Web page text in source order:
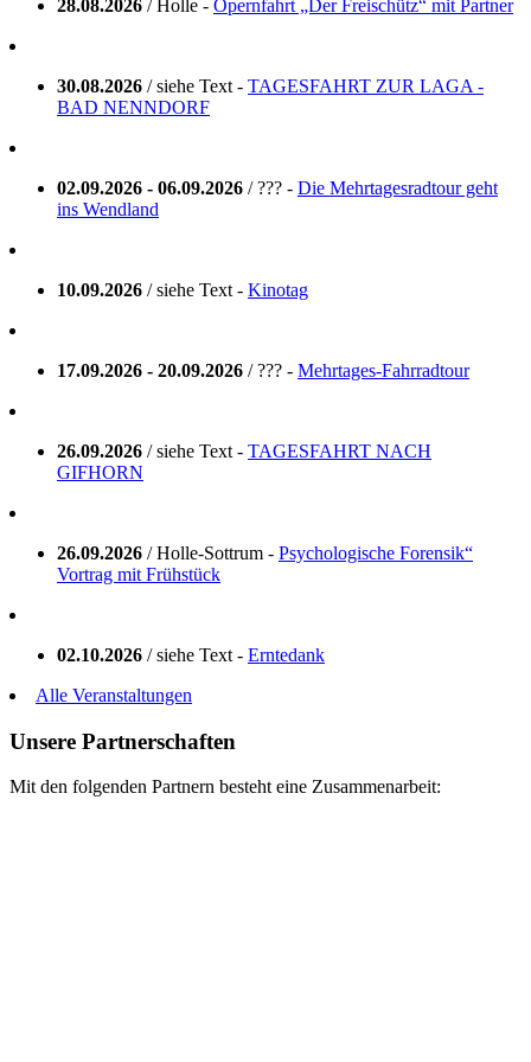
28.08.2026 / Holle - Opernfahrt „Der Freischütz“ mit Partner
30.08.2026 / siehe Text - TAGESFAHRT ZUR LAGA -
BAD NENNDORF
02.09.2026 - 06.09.2026 / ??? - Die Mehrtagesradtour geht
ins Wendland
10.09.2026 / siehe Text - Kinotag
17.09.2026 - 20.09.2026 / ??? - Mehrtages-Fahrradtour
26.09.2026 / siehe Text - TAGESFAHRT NACH
GIFHORN
26.09.2026 / Holle-Sottrum - Psychologische Forensik“
Vortrag mit Frühstück
02.10.2026 / siehe Text - Erntedank
Alle Veranstaltungen
Unsere Partnerschaften
Mit den folgenden Partnern besteht eine Zusammenarbeit: